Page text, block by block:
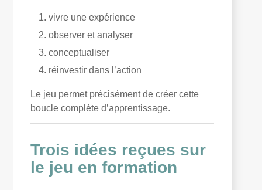
vivre une expérience
observer et analyser
conceptualiser
réinvestir dans l’action
Le jeu permet précisément de créer cette
boucle complète d’apprentissage.
Trois idées reçues sur
le jeu en formation